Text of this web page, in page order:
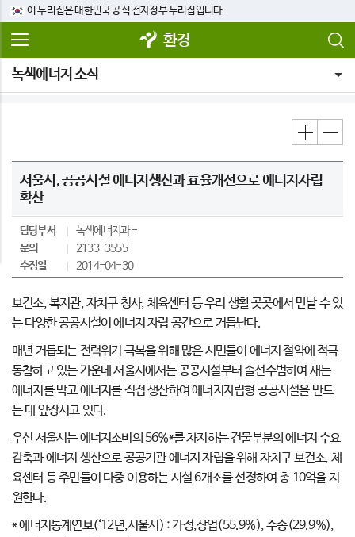
이 누리집은 대한민국 공식 전자정부 누리집입니다.
환경
녹색에너지 소식
서울시, 공공시설 에너지생산과 효율개선으로 에너지자립
확산
담당부서
녹색에너지과
문의
2133-3555
수정일
2014-04-30
보건소, 복지관, 자치구 청사, 체육센터 등 우리 생활 곳곳에서 만날 수 있
는 다양한 공공시설이 에너지 자립 공간으로 거듭난다.
매년 거듭되는 전력위기 극복을 위해 많은 시민들이 에너지 절약에 적극
동참하고 있는 가운데 서울시에서는 공공시설부터 솔선수범하여 새는
에너지를 막고 에너지를 직접 생산하여 에너지자립형 공공시설을 만드
는 데 앞장서고 있다.
우선 서울시는 에너지소비의 56%*를 차지하는 건물부분의 에너지 수요
감축과 에너지 생산으로 공공기관 에너지 자립을 위해 자치구 보건소, 체
육센터 등 주민들이 다중 이용하는 시설 6개소를 선정하여 총 10억을 지
원한다.
* 에너지통계연보(‘12년,서울시) : 가정,상업(55.9%), 수송(29.9%),